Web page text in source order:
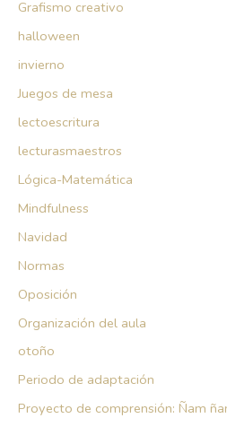
Grafismo creativo
halloween
invierno
Juegos de mesa
lectoescritura
lecturasmaestros
Lógica-Matemática
Mindfulness
Navidad
Normas
Oposición
Organización del aula
otoño
Periodo de adaptación
Proyecto de comprensión: Ñam